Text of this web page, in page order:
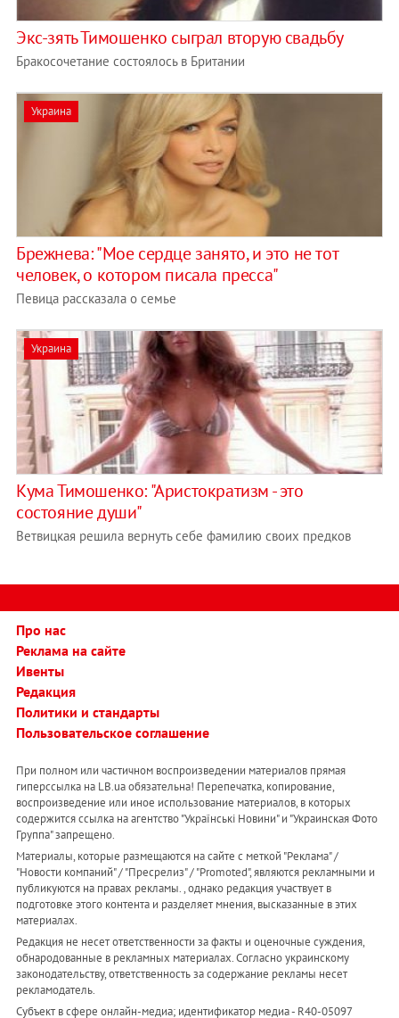
Экс-зять Тимошенко сыграл вторую свадьбу
Бракосочетание состоялось в Британии
Украина
Брежнева: "Мое сердце занято, и это не тот
человек, о котором писала пресса"
Певица рассказала о семье
Украина
Кума Тимошенко: "Аристократизм - это
состояние души"
Ветвицкая решила вернуть себе фамилию своих предков
Про нас
Реклама на сайте
Ивенты
Редакция
Политики и стандарты
Пользовательское соглашение
При полном или частичном воспроизведении материалов прямая
гиперссылка на LB.ua обязательна! Перепечатка, копирование,
воспроизведение или иное использование материалов, в которых
содержится ссылка на агентство "Українськi Новини" и "Украинская Фото
Группа" запрещено.
Материалы, которые размещаются на сайте с меткой "Реклама" /
"Новости компаний" / "Пресрелиз" / "Promoted", являются рекламными и
публикуются на правах рекламы. , однако редакция участвует в
подготовке этого контента и разделяет мнения, высказанные в этих
материалах.
Редакция не несет ответственности за факты и оценочные суждения,
обнародованные в рекламных материалах. Согласно украинскому
законодательству, ответственность за содержание рекламы несет
рекламодатель.
Субъект в сфере онлайн-медиа; идентификатор медиа - R40-05097